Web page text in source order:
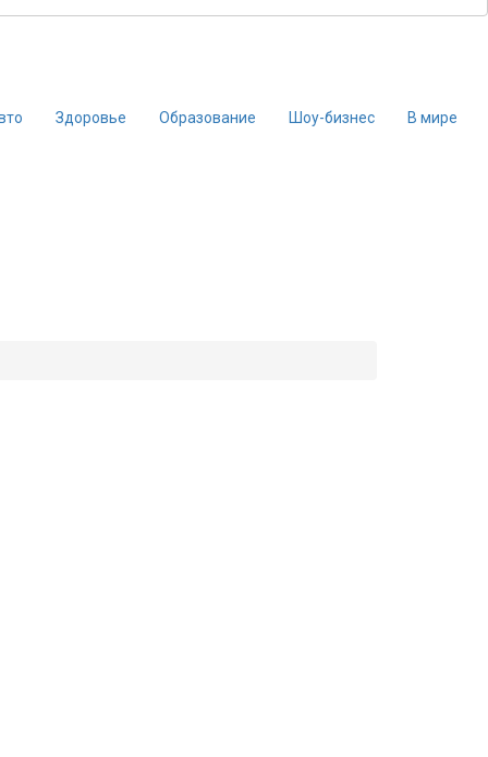
Здоровье Образование Шоу-бизнес В мире